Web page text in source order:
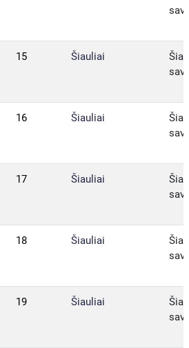
sav.
15 Šiauliai
sav.
16 Šiauliai
sav.
17 Šiauliai
sav.
18 Šiauliai
sav.
19 Šiauliai
sav.